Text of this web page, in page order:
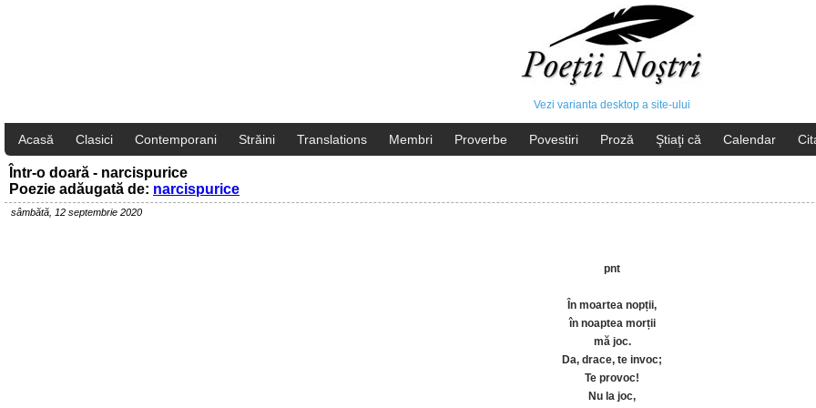
Vezi varianta desktop a site-ului
Acasă Clasici Contemporani Străini Translations Membri Proverbe Povestiri Proză Ştiaţi că Calendar
Într-o doară - narcispurice
Poezie adăugată de: narcispurice
sâmbătă, 12 septembrie 2020
pnt
În moartea nopții,
în noaptea morții
mă joc.
Da, drace, te invoc;
Te provoc!
Nu la joc,